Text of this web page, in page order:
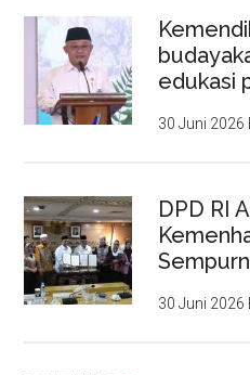
edukasi
30 Juni 2026
DPD RI
30 Juni 2026